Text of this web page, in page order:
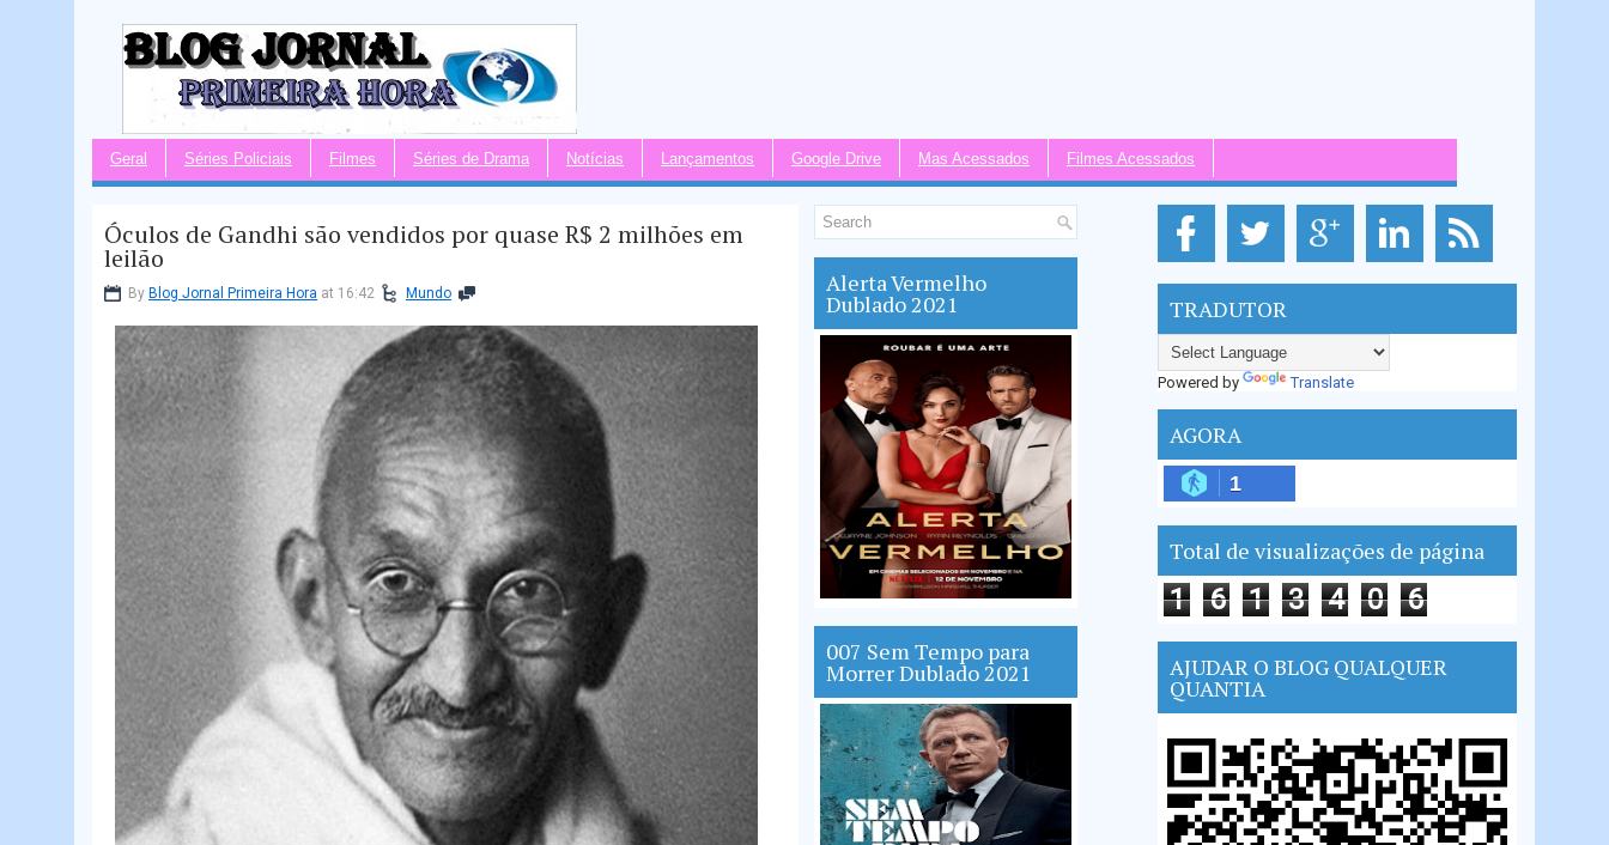
Geral Séries Policiais Filmes Séries de Drama Notícias Lançamentos Google Drive Mas Acessados Filmes Acessados
Óculos de Gandhi são vendidos por quase R$ 2 milhões em
leilão
By Blog Jornal Primeira Hora at 16:42 Mundo Alerta Vermelho
Dublado 2021
007 Sem Tempo para
Morrer Dublado 2021
TRADUTOR
Powered by Translate
AGORA
1
Total de visualizações de página
1 6 1 3 4 0 6
AJUDAR O BLOG QUALQUER
QUANTIA